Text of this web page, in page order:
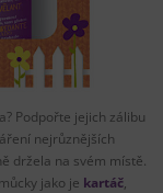
Podpořte jejich zálibu
nejrůznějších
držela na svém místě.
jako je kartáč,